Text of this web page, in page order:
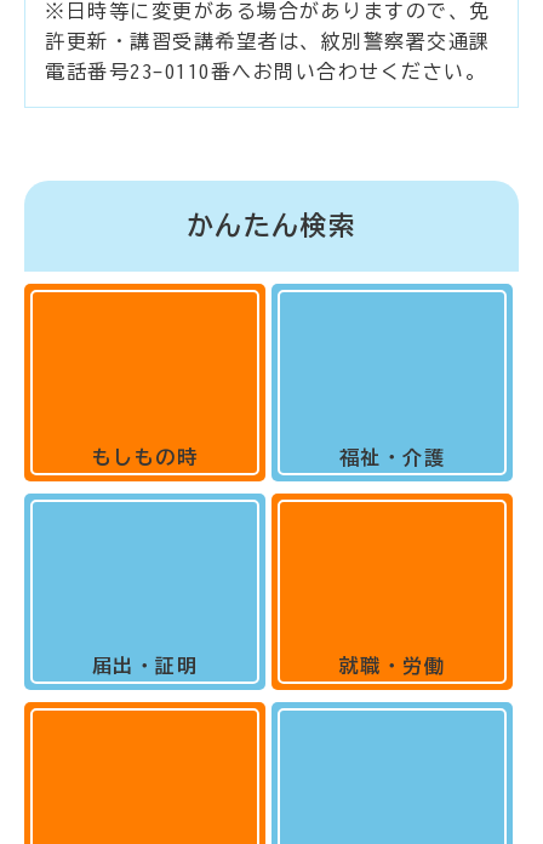
※日時等に変更がある場合がありますので、免
許更新・講習受講希望者は、紋別警察署交通課
電話番号23-0110番へお問い合わせください。
かんたん検索
もしもの時
届出・証明
福祉・介護
就職・労働